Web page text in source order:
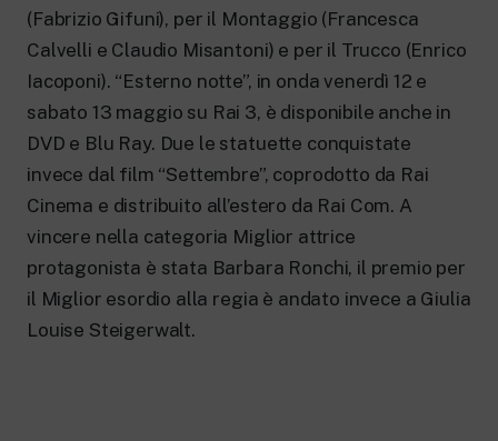
Approfondimenti culturali su Arte,
Letteratura, Storia e molto altro.
Per le scuole secondarie di I e II grado,
l’Università, i Docenti e l’istruzione degli
adulti.
Rai Scuola
(Fabrizio Gifuni), per il Montaggio (Francesca
Calvelli e Claudio Misantoni) e per il Trucco (Enrico
Iacoponi). “Esterno notte”, in onda venerdì 12 e
sabato 13 maggio su Rai 3, è disponibile anche in
DVD e Blu Ray. Due le statuette conquistate
invece dal film “Settembre”, coprodotto da Rai
Cinema e distribuito all’estero da Rai Com. A
vincere nella categoria Miglior attrice
protagonista è stata Barbara Ronchi, il premio per
il Miglior esordio alla regia è andato invece a Giulia
Louise Steigerwalt.